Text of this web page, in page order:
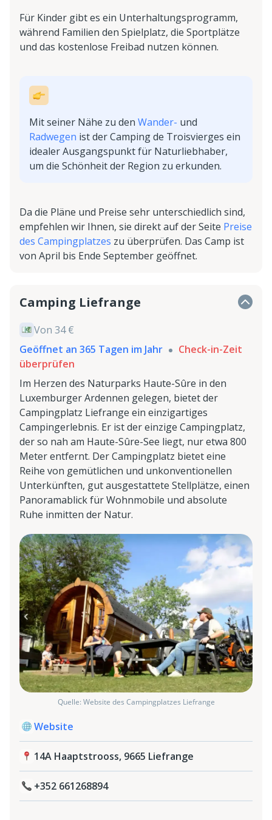
Für Kinder gibt es ein Unterhaltungsprogramm,
während Familien den Spielplatz, die Sportplätze
und das kostenlose Freibad nutzen können.
Mit seiner Nähe zu den Wander- und
Radwegen ist der Camping de Troisvierges ein
idealer Ausgangspunkt für Naturliebhaber,
um die Schönheit der Region zu erkunden.
Da die Pläne und Preise sehr unterschiedlich sind,
empfehlen wir Ihnen, sie direkt auf der Seite Preise
des Campingplatzes zu überprüfen. Das Camp ist
von April bis Ende September geöffnet.
Camping Liefrange
Von 34 €
Geöffnet an 365 Tagen im Jahr
Check-in-Zeit
überprüfen
Im Herzen des Naturparks Haute-Sûre in den
Luxemburger Ardennen gelegen, bietet der
Campingplatz Liefrange ein einzigartiges
Campingerlebnis. Er ist der einzige Campingplatz,
der so nah am Haute-Sûre-See liegt, nur etwa 800
Meter entfernt. Der Campingplatz bietet eine
Reihe von gemütlichen und unkonventionellen
Unterkünften, gut ausgestattete Stellplätze, einen
Panoramablick für Wohnmobile und absolute
Ruhe inmitten der Natur.
Quelle: Website des Campingplatzes Liefrange
Website
14A Haaptstrooss, 9665 Liefrange
+352 661268894